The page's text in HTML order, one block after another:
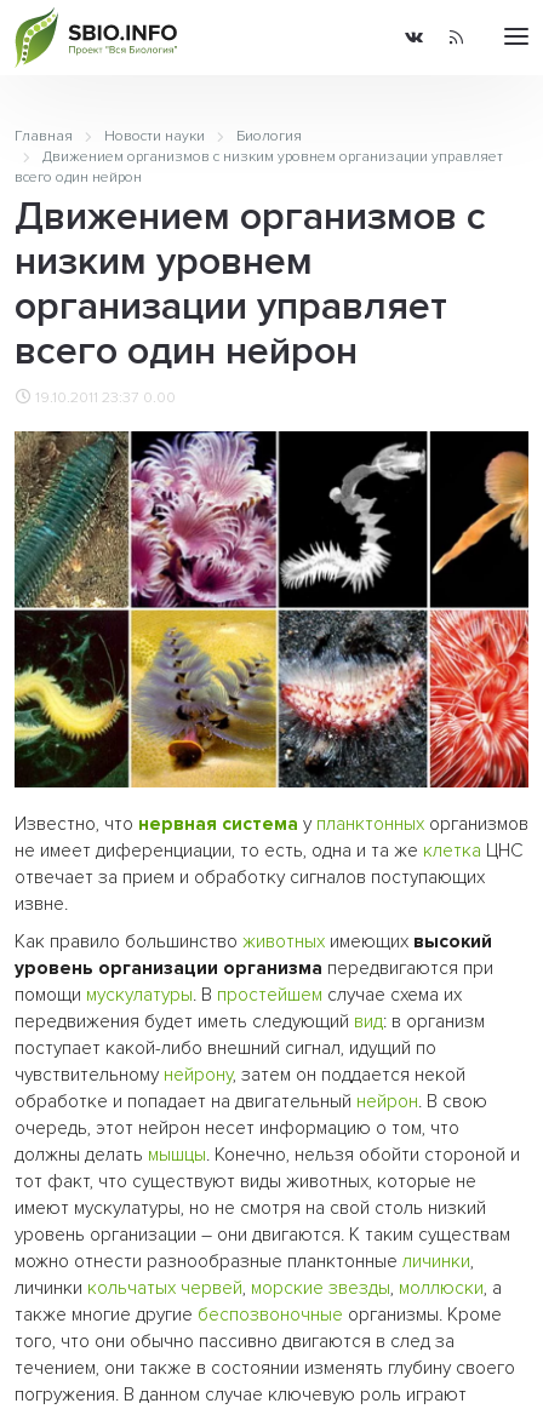
Главная Новости науки
Биология
Движением организмов с низким уровнем организации управляет
всего один нейрон
Движением организмов с
низким уровнем
организации управляет
всего один нейрон
19.10.2011 23:37 0.00
Известно, что нервная система у планктонных организмов
не имеет диференциации, то есть, одна и та же клетка ЦНС
отвечает за прием и обработку сигналов поступающих
извне.
Как правило большинство животных имеющих высокий
уровень организации организма передвигаются при
помощи мускулатуры. В простейшем случае схема их
передвижения будет иметь следующий вид: в организм
поступает какой-либо внешний сигнал, идущий по
чувствительному нейрону, затем он поддается некой
обработке и попадает на двигательный нейрон. В свою
очередь, этот нейрон несет информацию о том, что
должны делать мышцы. Конечно, нельзя обойти стороной и
тот факт, что существуют виды животных, которые не
имеют мускулатуры, но не смотря на свой столь низкий
уровень организации – они двигаются. К таким существам
можно отнести разнообразные планктонные личинки,
личинки кольчатых червей, морские звезды, моллюски, а
также многие другие беспозвоночные организмы. Кроме
того, что они обычно пассивно двигаются в след за
течением, они также в состоянии изменять глубину своего
погружения. В данном случае ключевую роль играют